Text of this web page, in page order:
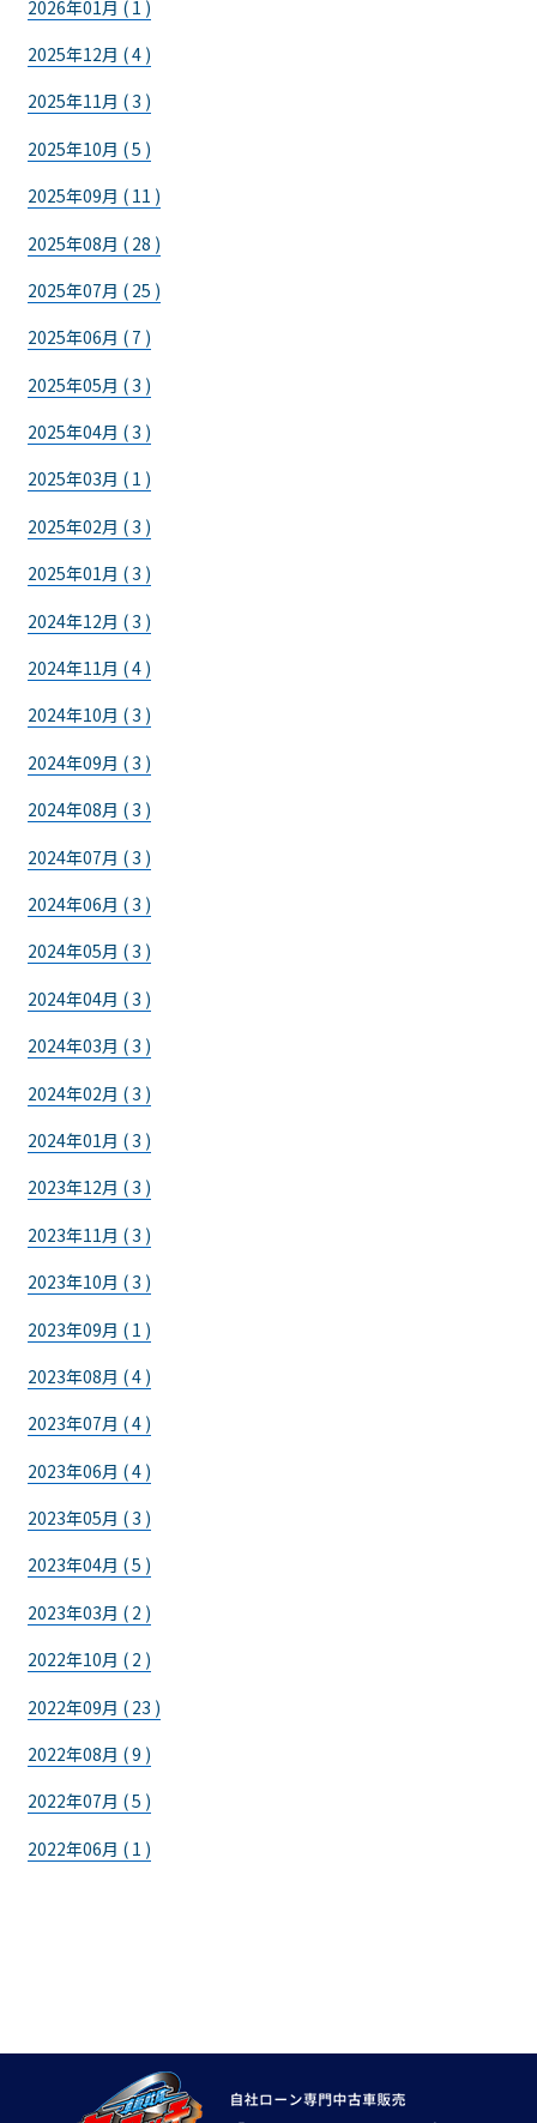
2026年01月 ( 1 )
2025年12月 ( 4 )
2025年11月 ( 3 )
2025年10月 ( 5 )
2025年09月 ( 11 )
2025年08月 ( 28 )
2025年07月 ( 25 )
2025年06月 ( 7 )
2025年05月 ( 3 )
2025年04月 ( 3 )
2025年03月 ( 1 )
2025年02月 ( 3 )
2025年01月 ( 3 )
2024年12月 ( 3 )
2024年11月 ( 4 )
2024年10月 ( 3 )
2024年09月 ( 3 )
2024年08月 ( 3 )
2024年07月 ( 3 )
2024年06月 ( 3 )
2024年05月 ( 3 )
2024年04月 ( 3 )
2024年03月 ( 3 )
2024年02月 ( 3 )
2024年01月 ( 3 )
2023年12月 ( 3 )
2023年11月 ( 3 )
2023年10月 ( 3 )
2023年09月 ( 1 )
2023年08月 ( 4 )
2023年07月 ( 4 )
2023年06月 ( 4 )
2023年05月 ( 3 )
2023年04月 ( 5 )
2023年03月 ( 2 )
2022年10月 ( 2 )
2022年09月 ( 23 )
2022年08月 ( 9 )
2022年07月 ( 5 )
2022年06月 ( 1 )